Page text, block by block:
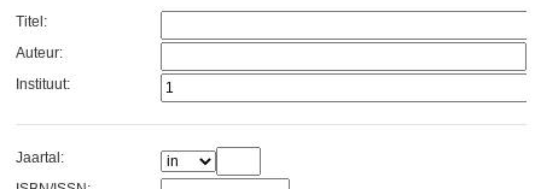
Titel:
Auteur:
Instituut:
Jaartal: